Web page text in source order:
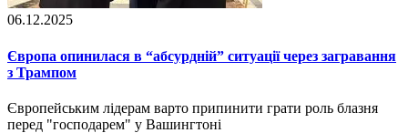
06.12.2025
Європа опинилася в “абсурдній” ситуації через загравання
з Трампом
Європейським лідерам варто припинити грати роль блазня
перед "господарем" у Вашингтоні